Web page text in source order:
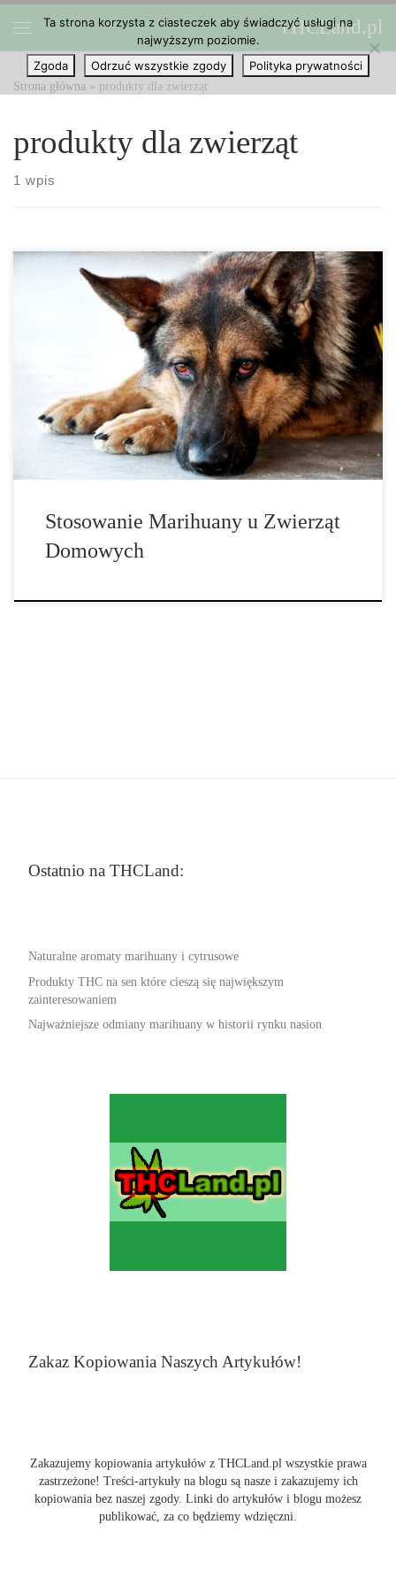
Przejdź do treści THCLand.pl
Strona główna » produkty dla zwierząt
produkty dla zwierząt
1 wpis
Kannabidiol lub CBD, jak wiemy, jest kannabinoidem
występującym w roślinie marihuany, popularnie zwanej ziołem.
Ten kannabinoid jest naturalnym związkiem chemicznym
występującym w tych roślinach, które posiadają ogromny potencjał
leczniczy. CBD jest jednym z wielu kannabinoidów znalezionych
w roślinach marihuany i […]
Stosowanie Marihuany u Zwierząt
Domowych
Ostatnio na THCLand:
Naturalne aromaty marihuany i cytrusowe
Produkty THC na sen które cieszą się największym
zainteresowaniem
Najważniejsze odmiany marihuany w historii rynku nasion
Zakaz Kopiowania Naszych Artykułów!
Zakazujemy kopiowania artykułów z THCLand.pl wszystkie prawa
zastrzeżone! Treści-artykuły na blogu są nasze i zakazujemy ich
kopiowania bez naszej zgody. Linki do artykułów i blogu możesz
publikować, za co będziemy wdzięczni.
Ta strona korzysta z ciasteczek aby świadczyć usługi na
najwyższym poziomie.
Zgoda
Odrzuć wszystkie zgody Polityka prywatności